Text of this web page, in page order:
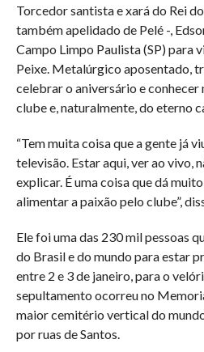
Torcedor santista e xará do Rei
também apelidado de Pelé -,
Campo Limpo Paulista (SP) para
Peixe. Metalúrgico aposentado,
celebrar o aniversário e conhecer
clube e, naturalmente, do eterno
“Tem muita coisa que a gente já
televisão. Estar aqui, ver ao vivo,
explicar. É uma coisa que dá
alimentar a paixão pelo clube”,
Ele foi uma das 230 mil pessoas
do Brasil e do mundo para estar
entre 2 e 3 de janeiro, para o
sepultamento ocorreu no
maior cemitério vertical do
por ruas de Santos.